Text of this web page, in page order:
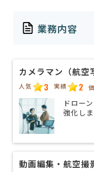
業務内容
カメラマン（航空
人気 3 実績 2
ドロー
強化し
動画編集・航空撮